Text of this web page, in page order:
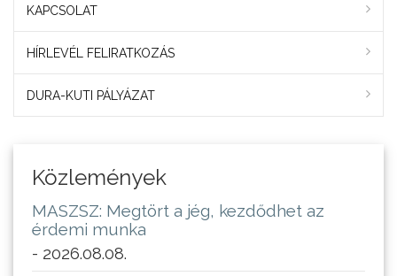
KAPCSOLAT
HÍRLEVÉL FELIRATKOZÁS
DURA-KUTI PÁLYÁZAT
Közlemények
MASZSZ: Megtört a jég, kezdődhet az
érdemi munka
- 2026.08.08.